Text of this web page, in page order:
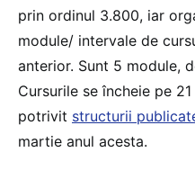
prin ordinul 3.800, iar
module/ intervale de
anterior. Sunt 5 module,
Cursurile se încheie pe
potrivit structurii
martie anul acesta.